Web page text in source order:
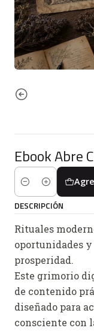
Ebook Abre
Cantidad
DESCRIPCIÓN
Rituales
oportunidades
prosperidad.
Este grimorio
de contenido
diseñado para
consciente con